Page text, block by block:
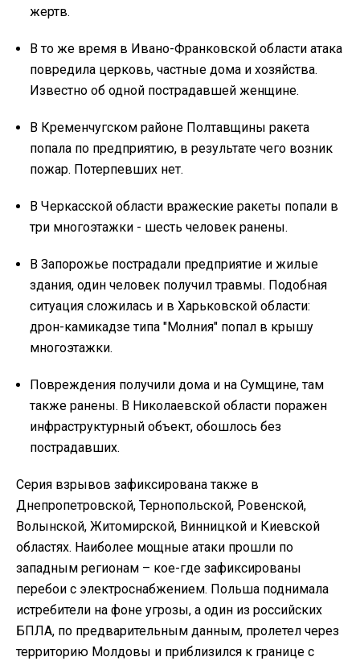
жертв.
В то же время в Ивано-Франковской области атака
повредила церковь, частные дома и хозяйства.
Известно об одной пострадавшей женщине.
В Кременчугском районе Полтавщины ракета
попала по предприятию, в результате чего возник
пожар. Потерпевших нет.
В Черкасской области вражеские ракеты попали в
три многоэтажки - шесть человек ранены.
В Запорожье пострадали предприятие и жилые
здания, один человек получил травмы. Подобная
ситуация сложилась и в Харьковской области:
дрон-камикадзе типа "Молния" попал в крышу
многоэтажки.
Повреждения получили дома и на Сумщине, там
также ранены. В Николаевской области поражен
инфраструктурный объект, обошлось без
пострадавших.
Серия взрывов зафиксирована также в
Днепропетровской, Тернопольской, Ровенской,
Волынской, Житомирской, Винницкой и Киевской
областях. Наиболее мощные атаки прошли по
западным регионам – кое-где зафиксированы
перебои с электроснабжением. Польша поднимала
истребители на фоне угрозы, а один из российских
БПЛА, по предварительным данным, пролетел через
территорию Молдовы и приблизился к границе с